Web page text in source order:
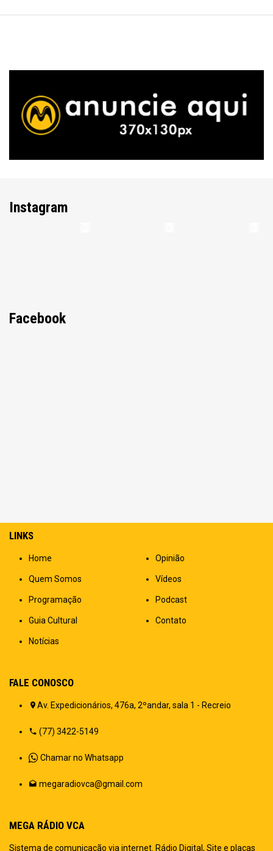
Instagram
Facebook
LINKS
Home
Quem Somos
Programação
Guia Cultural
Notícias
Opinião
Vídeos
Podcast
Contato
FALE CONOSCO
Av. Expedicionários, 476a, 2ºandar, sala 1 - Recreio
(77) 3422-5149
Chamar no Whatsapp
megaradiovca@gmail.com
MEGA RÁDIO VCA
Sistema de comunicação via internet. Rádio Digital, Site e placas